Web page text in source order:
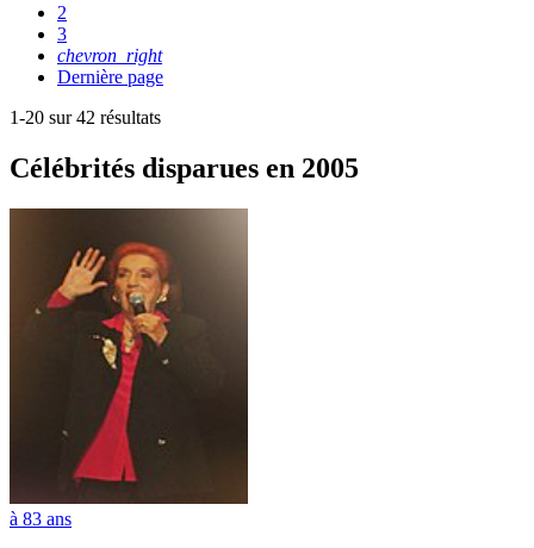
2
3
chevron_right
Dernière page
1-20 sur 42 résultats
Célébrités disparues en 2005
à 83 ans